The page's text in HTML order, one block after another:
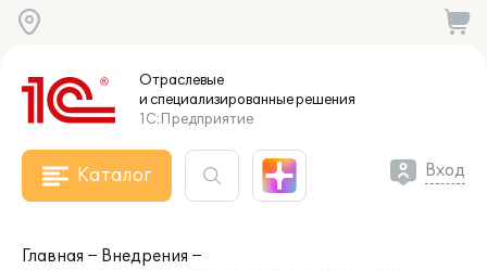
Отраслевые
и специализированныерешения
1С:Предприятие
Каталог Вход
Главная
Внедрения